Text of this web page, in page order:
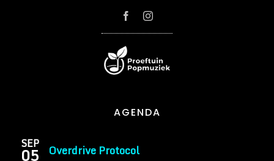
AGENDA
SEP
05 Overdrive Protocol